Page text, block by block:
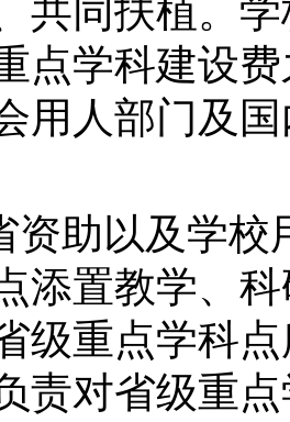
共同扶植。
点学科建设
用人部门及
以及学校用
添置教学、
级重点学科
责对省级重